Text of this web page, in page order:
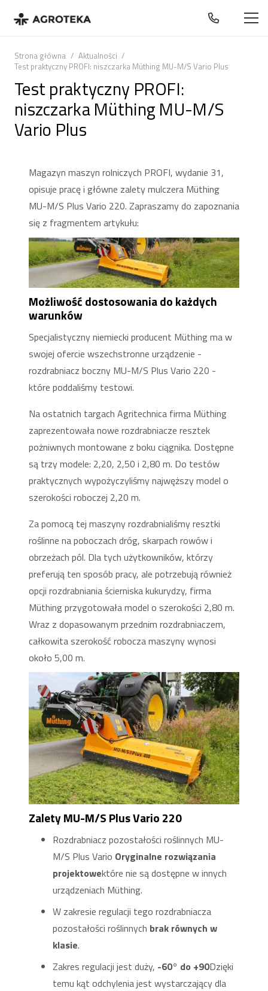
Strona główna / Aktualności /
Test praktyczny PROFI: niszczarka Müthing MU-M/S Vario Plus
Test praktyczny PROFI:
niszczarka Müthing MU-M/S
Vario Plus
Magazyn maszyn rolniczych PROFI, wydanie 31,
opisuje pracę i główne zalety mulczera Müthing
MU-M/S Plus Vario 220. Zapraszamy do zapoznania
się z fragmentem artykułu:
Możliwość dostosowania do każdych
warunków
Specjalistyczny niemiecki producent Müthing ma w
swojej ofercie wszechstronne urządzenie -
rozdrabniacz boczny MU-M/S Plus Vario 220 -
które poddaliśmy testowi.
Na ostatnich targach Agritechnica firma Müthing
zaprezentowała nowe rozdrabniacze resztek
pożniwnych montowane z boku ciągnika. Dostępne
są trzy modele: 2,20, 2,50 i 2,80 m. Do testów
praktycznych wypożyczyliśmy najwęższy model o
szerokości roboczej 2,20 m.
Za pomocą tej maszyny rozdrabnialiśmy resztki
roślinne na poboczach dróg, skarpach rowów i
obrzeżach pól. Dla tych użytkowników, którzy
preferują ten sposób pracy, ale potrzebują również
opcji rozdrabniania ścierniska kukurydzy, firma
Müthing przygotowała model o szerokości 2,80 m.
Wraz z dopasowanym przednim rozdrabniaczem,
całkowita szerokość robocza maszyny wynosi
około 5,00 m.
Zalety MU-M/S Plus Vario 220
Rozdrabniacz pozostałości roślinnych MU-
M/S Plus Vario Oryginalne rozwiązania
projektowektóre nie są dostępne w innych
urządzeniach Müthing.
W zakresie regulacji tego rozdrabniacza
pozostałości roślinnych brak równych w
klasie.
Zakres regulacji jest duży, -60° do +90Dzięki
temu kąt odchylenia jest wystarczający dla